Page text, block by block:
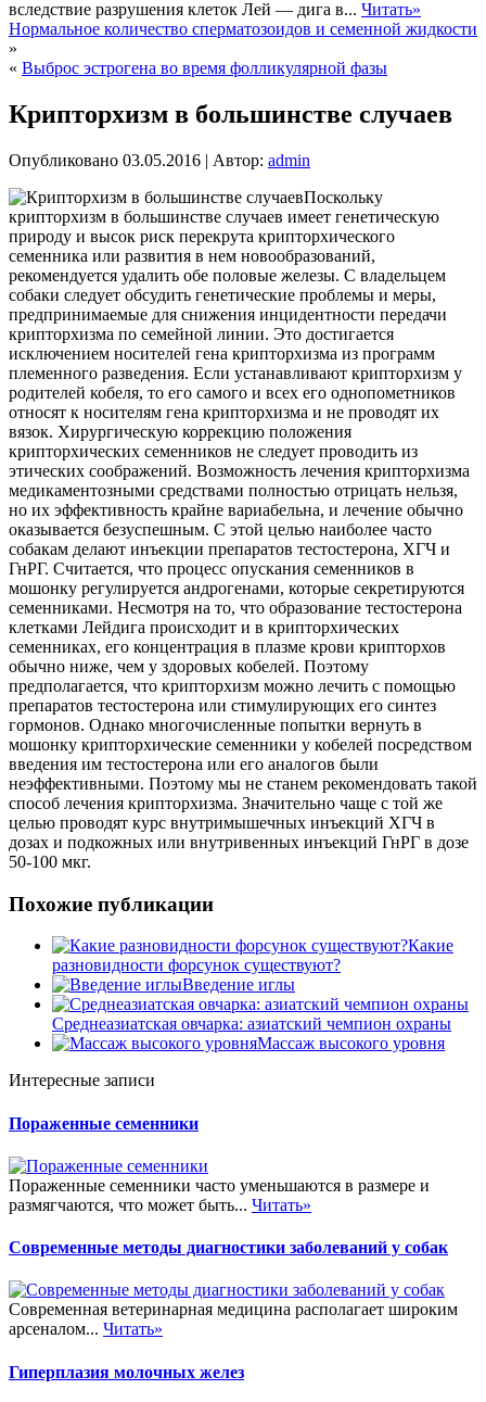
вследствие разрушения клеток Лей — дига в... Читать»
Нормальное количество сперматозоидов и семенной жидкости
»
« Выброс эстрогена во время фолликулярной фазы
Крипторхизм в большинстве случаев
Опубликовано 03.05.2016 | Автор: admin
Поскольку
крипторхизм в большинстве случаев имеет генетическую
природу и высок риск перекрута крипторхического
семенника или развития в нем новообразований,
рекомендуется удалить обе половые железы. С владельцем
собаки следует обсудить генетические проблемы и меры,
предпринимаемые для снижения инцидентности передачи
крипторхизма по семейной линии. Это достигается
исключением носителей гена крипторхизма из программ
племенного разведения. Если устанавливают крипторхизм у
родителей кобеля, то его самого и всех его однопометников
относят к носителям гена крипторхизма и не проводят их
вязок. Хирургическую коррекцию положения
крипторхических семенников не следует проводить из
этических соображений. Возможность лечения крипторхизма
медикаментозными средствами полностью отрицать нельзя,
но их эффективность крайне вариабельна, и лечение обычно
оказывается безуспешным. С этой целью наиболее часто
собакам делают инъекции препаратов тестостерона, ХГЧ и
ГнРГ. Считается, что процесс опускания семенников в
мошонку регулируется андрогенами, которые секретируются
семенниками. Несмотря на то, что образование тестостерона
клетками Лейдига происходит и в крипторхических
семенниках, его концентрация в плазме крови крипторхов
обычно ниже, чем у здоровых кобелей. Поэтому
предполагается, что крипторхизм можно лечить с помощью
препаратов тестостерона или стимулирующих его синтез
гормонов. Однако многочисленные попытки вернуть в
мошонку крипторхические семенники у кобелей посредством
введения им тестостерона или его аналогов были
неэффективными. Поэтому мы не станем рекомендовать такой
способ лечения крипторхизма. Значительно чаще с той же
целью проводят курс внутримышечных инъекций ХГЧ в
дозах и подкожных или внутривенных инъекций ГнРГ в дозе
50-100 мкг.
Похожие публикации
Какие
разновидности форсунок существуют?
Введение иглы
Среднеазиатская овчарка: азиатский чемпион охраны
Массаж высокого уровня
Интересные записи
Пораженные семенники
Пораженные семенники часто уменьшаются в размере и
размягчаются, что может быть... Читать»
Современные методы диагностики заболеваний у собак
Современная ветеринарная медицина располагает широким
арсеналом... Читать»
Гиперплазия молочных желез